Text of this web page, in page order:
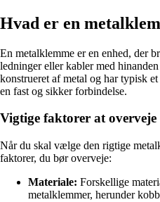
Hvad er en
En metalklemme er en enhed, der
ledninger eller kabler med
konstrueret af metal og har typisk
en fast og sikker forbindelse.
Vigtige faktorer at overveje
Når du skal vælge den rigtige
faktorer, du bør overveje:
Materiale: Forskellige
metalklemmer, herunder